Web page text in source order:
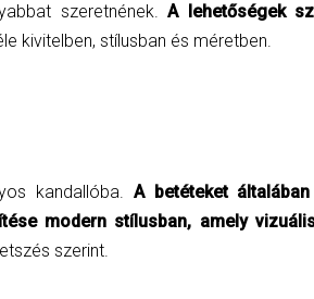
szeretnének.A lehetőségek
kivitelben, stílusban és méretben.
kandallóba. A betéteket
modern stílusban, amely
szerint.